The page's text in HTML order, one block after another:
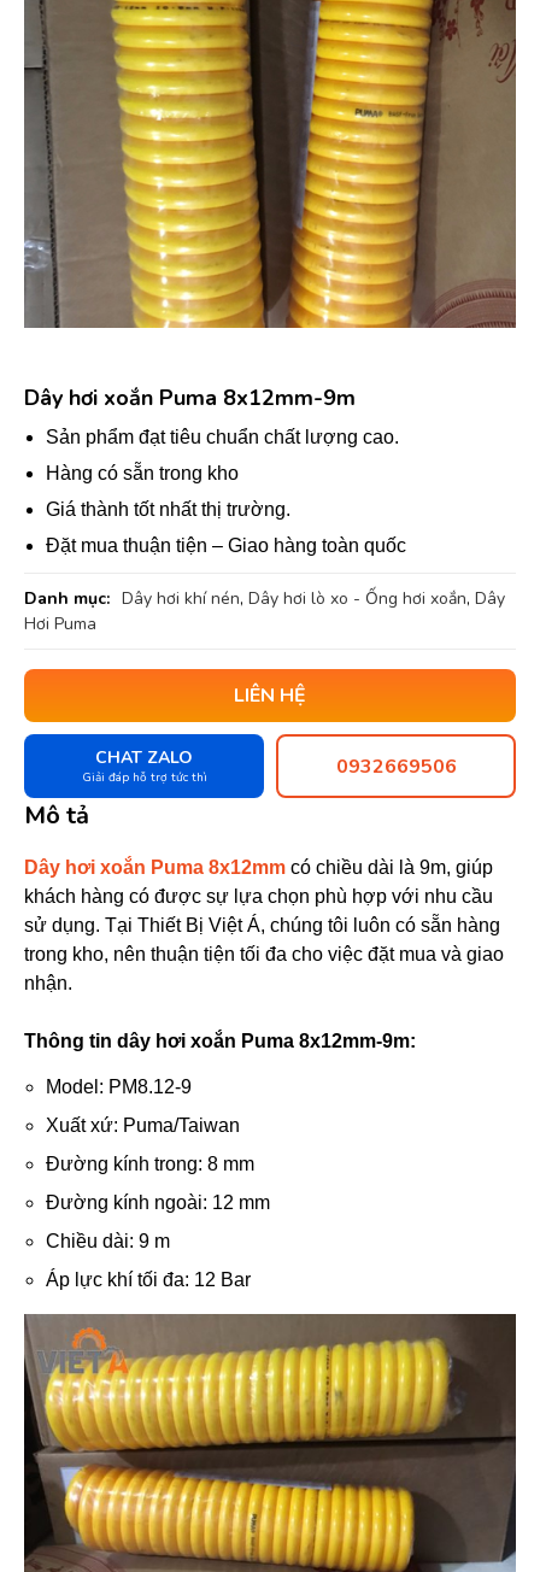
Dây hơi xoắn Puma 8x12mm-9m
Sản phẩm đạt tiêu chuẩn chất lượng cao.
Hàng có sẵn trong kho
Giá thành tốt nhất thị trường.
Đặt mua thuận tiện – Giao hàng toàn quốc
Danh mục: Dây hơi khí nén, Dây hơi lò xo - Ống hơi xoắn, Dây
Hơi Puma
LIÊN HỆ
CHAT ZALO
Giải đáp hỗ trợ tức thì 0932669506
Mô tả
Dây hơi xoắn Puma 8x12mm có chiều dài là 9m, giúp
khách hàng có được sự lựa chọn phù hợp với nhu cầu
sử dụng. Tại Thiết Bị Việt Á, chúng tôi luôn có sẵn hàng
trong kho, nên thuận tiện tối đa cho việc đặt mua và giao
nhận.
Thông tin dây hơi xoắn Puma 8x12mm-9m:
Model: PM8.12-9
Xuất xứ: Puma/Taiwan
Đường kính trong: 8 mm
Đường kính ngoài: 12 mm
Chiều dài: 9 m
Áp lực khí tối đa: 12 Bar